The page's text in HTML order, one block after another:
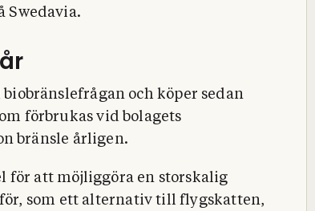
Swedavia.
och köper sedan
förbrukas vid bolagets
bränsle årligen.
för att möjliggöra en storskalig
som ett alternativ till flygskatten,